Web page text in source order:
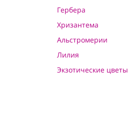
Гербера
Хризантема
Альстромерии
Лилия
Экзотические цветы